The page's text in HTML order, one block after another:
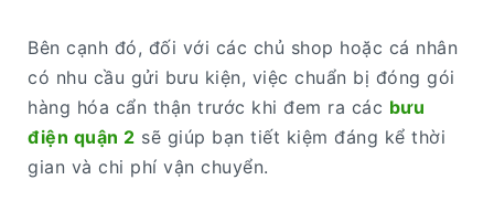
Bên cạnh đó, đối với các chủ shop hoặc cá nhân
có nhu cầu gửi bưu kiện, việc chuẩn bị đóng gói
hàng hóa cẩn thận trước khi đem ra các bưu
điện quận 2 sẽ giúp bạn tiết kiệm đáng kể thời
gian và chi phí vận chuyển.